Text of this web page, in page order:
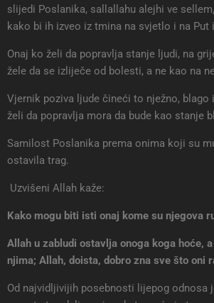
slijedi Poslanika, sallallahu alejhi ve
kako bi ih izveo iz tmina na svjetlo i na Put
Onaj ko želi da popravlja stanje ljudi, na
žele da se izliječe od bolesti, a ne kao na
Vjernik poziva ljude čineći to nježno,
želi da popravlja mora da bude kao stanje
Samilost Poslanika prema onima koji su
ostavila trag.
Uzvišeni Allah kaže:
Kako mogu biti isti onaj kome su njegova
Allah u zabludi ostavlja onoga koga hoće,
njima; Allah, doista, dobro zna sve što oni
Od najvidljivijih posebnosti lijepog odnosa